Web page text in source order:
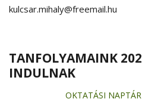
kulcsar.mihaly@freemail.hu
TANFOLYAMAINK
INDULNAK
OKTATÁSI NAPTÁR